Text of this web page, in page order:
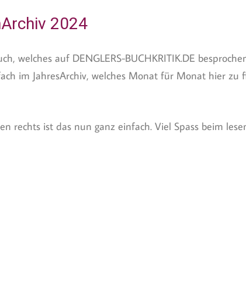
2024
welches auf DENGLERS-BUCHKRITIK.DE
im JahresArchiv, welches Monat für Monat hier zu
rechts ist das nun ganz einfach. Viel Spass beim